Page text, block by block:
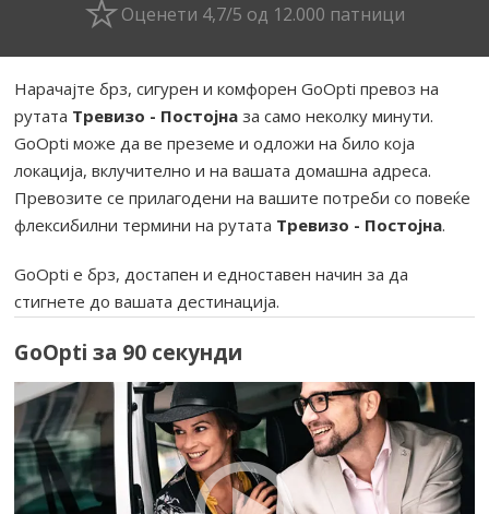
Оценети 4,7/5 од 12.000 патници
Нарачајте брз, сигурен и комфорен GoOpti превоз на
рутата Тревизо - Постојна за само неколку минути.
GoOpti може да ве преземе и одложи на било која
локација, вклучително и на вашата домашна адреса.
Превозите се прилагодени на вашите потреби со повеќе
флексибилни термини на рутата Тревизо - Постојна.
GoOpti е брз, достапен и едноставен начин за да
стигнете до вашата дестинација.
GoOpti за 90 секунди